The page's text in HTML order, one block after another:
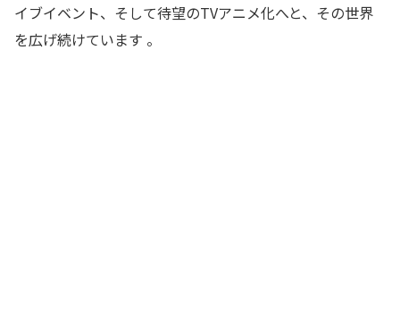
イブイベント、そして待望のTVアニメ化へと、その世界
を広げ続けています 。